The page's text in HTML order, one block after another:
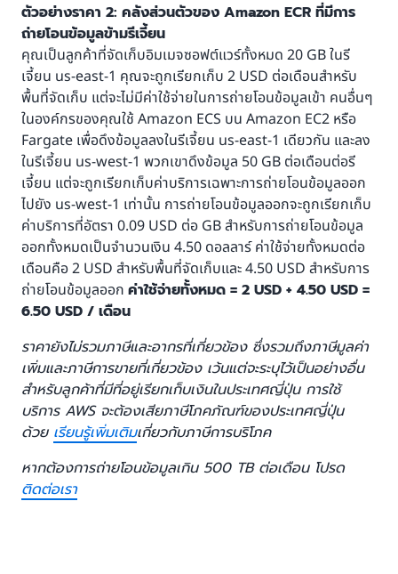
ตัวอย่างราคา 2: คลังส่วนตัวของ Amazon ECR ที่มีการ
ถ่ายโอนข้อมูลข้ามรีเจี้ยน
คุณเป็นลูกค้าที่จัดเก็บอิมเมจซอฟต์แวร์ทั้งหมด 20 GB ในรี
เจี้ยน us-east-1 คุณจะถูกเรียกเก็บ 2 USD ต่อเดือนสำหรับ
พื้นที่จัดเก็บ แต่จะไม่มีค่าใช้จ่ายในการถ่ายโอนข้อมูลเข้า คนอื่นๆ
ในองค์กรของคุณใช้ Amazon ECS บน Amazon EC2 หรือ
Fargate เพื่อดึงข้อมูลลงในรีเจี้ยน us-east-1 เดียวกัน และลง
ในรีเจี้ยน us-west-1 พวกเขาดึงข้อมูล 50 GB ต่อเดือนต่อรี
เจี้ยน แต่จะถูกเรียกเก็บค่าบริการเฉพาะการถ่ายโอนข้อมูลออก
ไปยัง us-west-1 เท่านั้น การถ่ายโอนข้อมูลออกจะถูกเรียกเก็บ
ค่าบริการที่อัตรา 0.09 USD ต่อ GB สำหรับการถ่ายโอนข้อมูล
ออกทั้งหมดเป็นจำนวนเงิน 4.50 ดอลลาร์ ค่าใช้จ่ายทั้งหมดต่อ
เดือนคือ 2 USD สำหรับพื้นที่จัดเก็บและ 4.50 USD สำหรับการ
ถ่ายโอนข้อมูลออก ค่าใช้จ่ายทั้งหมด = 2 USD + 4.50 USD =
6.50 USD / เดือน
ราคายังไม่รวมภาษีและอากรที่เกี่ยวข้อง ซึ่งรวมถึงภาษีมูลค่า
เพิ่มและภาษีการขายที่เกี่ยวข้อง เว้นแต่จะระบุไว้เป็นอย่างอื่น
สำหรับลูกค้าที่มีที่อยู่เรียกเก็บเงินในประเทศญี่ปุ่น การใช้
บริการ AWS จะต้องเสียภาษีโภคภัณฑ์ของประเทศญี่ปุ่น
ด้วย เรียนรู้เพิ่มเติมเกี่ยวกับภาษีการบริโภค
หากต้องการถ่ายโอนข้อมูลเกิน 500 TB ต่อเดือน โปรด
ติดต่อเรา